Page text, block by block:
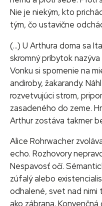
Nie je niekým, kto
tým, čo ustavične
(…) U Arthura doma sa
skromný príbytok
Vonku si spomenie na
andiroby, žakarandy.
rozvetvujúci strom,
zasadeného do zeme.
Arthur zostáva takmer
Alice Rohrwacher
echo. Rozhovory
Nespavosť očí.
zúfalý alebo
odhalené, svet nad
ako zábrana.